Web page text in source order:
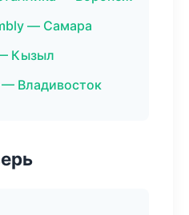
— Самара
Кызыл
Владивосток